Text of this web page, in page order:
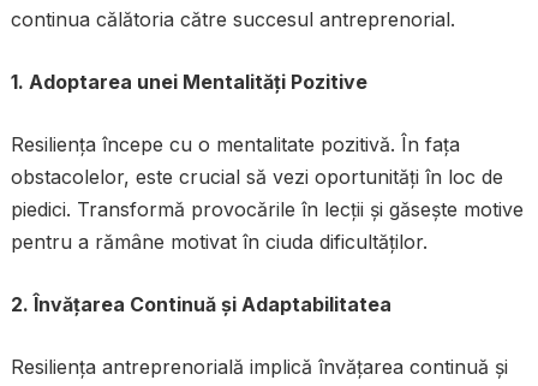
continua călătoria către succesul antreprenorial.
1. Adoptarea unei Mentalități Pozitive
Resiliența începe cu o mentalitate pozitivă. În fața
obstacolelor, este crucial să vezi oportunități în loc de
piedici. Transformă provocările în lecții și găsește motive
pentru a rămâne motivat în ciuda dificultăților.
2. Învățarea Continuă și Adaptabilitatea
Resiliența antreprenorială implică învățarea continuă și